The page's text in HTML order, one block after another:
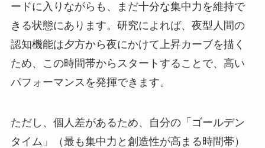
ードに入りながらも、まだ十分な集中力を維持で
きる状態にあります。研究によれば、夜型人間の
認知機能は夕方から夜にかけて上昇カーブを描く
ため、この時間帯からスタートすることで、高い
パフォーマンスを発揮できます。
ただし、個人差があるため、自分の「ゴールデン
タイム」（最も集中力と創造性が高まる時間帯）